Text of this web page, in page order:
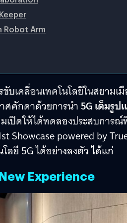
Robot Arm
เคลื่อนเทคโนโลยีในสยามเ
ศักดาด้วยการนำ5G เต็มรูป
เปิดให้ได้ทดลองประสบการ
Showcase powered by
ลยี 5G ได้อย่างลงตัว ได้แก่
Experience